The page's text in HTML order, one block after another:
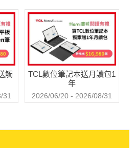
五大系統層層遞進
行動系統以OKR幫助聚焦有效關鍵
助習慣建立、平衡系統導引探索富
助建立成長型思維，持續創造成長
點放在追求人生目標和幸福時，當
記自律這件事，自律就會自然而然
觸
31
TCL數位筆記本送月讀包1
年
2026/06/20 - 2026/08/31